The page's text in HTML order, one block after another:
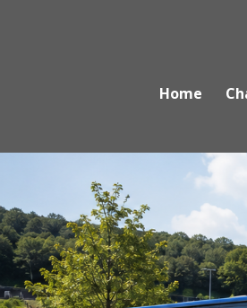
Home